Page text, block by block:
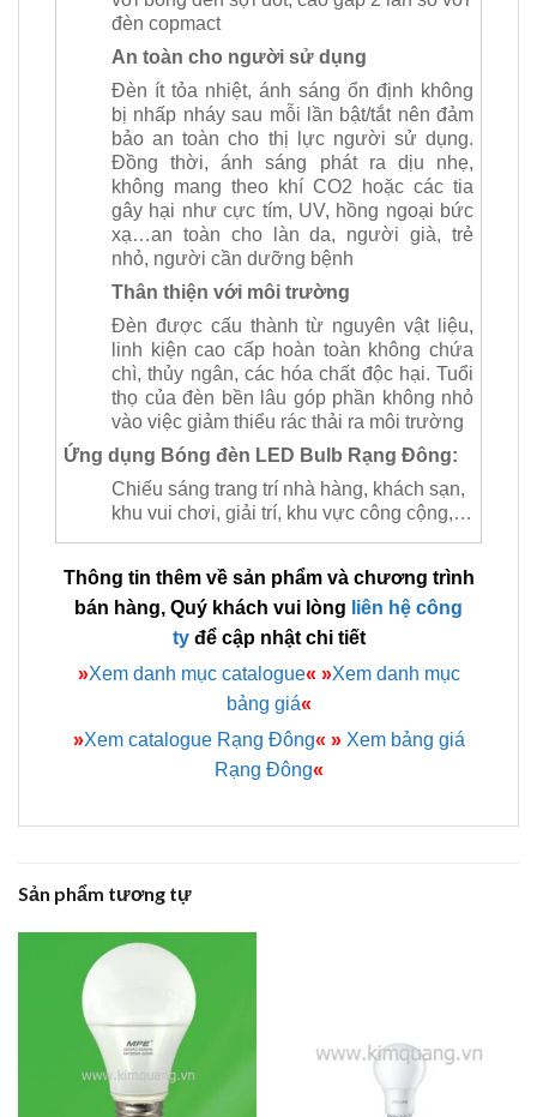
đèn copmact
An toàn cho người sử dụng
Đèn ít tỏa nhiệt, ánh sáng ổn định không
bị nhấp nháy sau mỗi lần bật/tắt nên đảm
bảo an toàn cho thị lực người sử dụng.
Đồng thời, ánh sáng phát ra dịu nhẹ,
không mang theo khí CO2 hoặc các tia
gây hại như cực tím, UV, hồng ngoại bức
xạ…an toàn cho làn da, người già, trẻ
nhỏ, người cần dưỡng bệnh
Thân thiện với môi trường
Đèn được cấu thành từ nguyên vật liệu,
linh kiện cao cấp hoàn toàn không chứa
chì, thủy ngân, các hóa chất độc hại. Tuổi
thọ của đèn bền lâu góp phần không nhỏ
vào việc giảm thiểu rác thải ra môi trường
Ứng dụng Bóng đèn LED Bulb Rạng Đông:
Chiếu sáng trang trí nhà hàng, khách sạn,
khu vui chơi, giải trí, khu vực công cộng,…
Thông tin thêm về sản phẩm và chương trình
bán hàng, Quý khách vui lòng liên hệ công
tyđể cập nhật chi tiết
»Xem danh mục catalogue« »Xem danh mục
bảng giá«
»Xem catalogue Rạng Đông« »Xem bảng giá
Rạng Đông«
Sản phẩm tương tự